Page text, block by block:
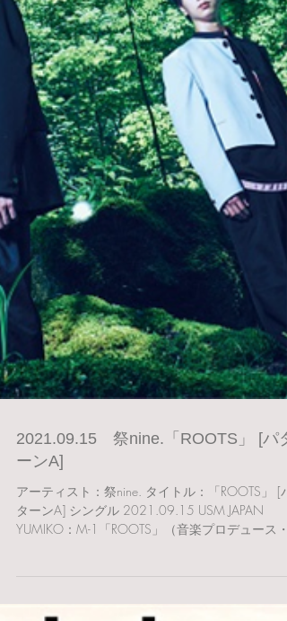
2021.09.15 祭nine.「ROOTS」 [パタ
ーンA]
アーティスト：祭nine. タイトル：「ROOTS」 [パ
ターンA] シングル 2021.09.15 USM JAPAN